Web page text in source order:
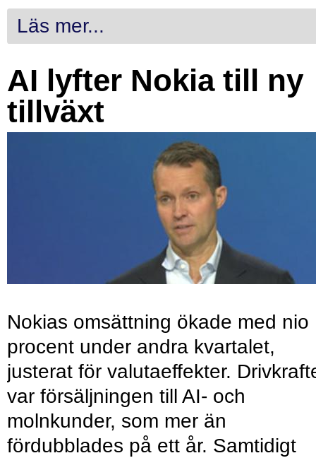
Läs mer...
AI lyfter Nokia till ny
tillväxt
Nokias omsättning ökade med nio
procent under andra kvartalet,
justerat för valutaeffekter.
var försäljningen till AI- och
molnkunder, som mer än
fördubblades på ett år. Samtidigt